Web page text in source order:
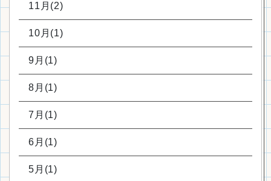
11月(2)
10月(1)
9月(1)
8月(1)
7月(1)
6月(1)
5月(1)